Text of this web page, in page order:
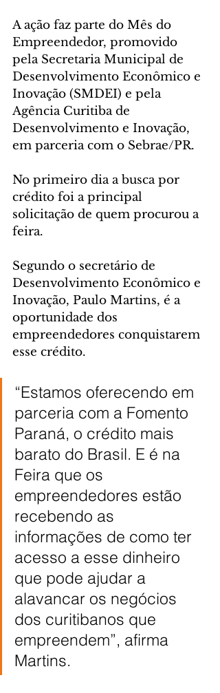
A ação faz parte do Mês do
Empreendedor, promovido
pela Secretaria Municipal de
Desenvolvimento Econômico e
Inovação (SMDEI) e pela
Agência Curitiba de
Desenvolvimento e Inovação,
em parceria com o Sebrae/PR.
No primeiro dia a busca por
crédito foi a principal
solicitação de quem procurou a
feira.
Segundo o secretário de
Desenvolvimento Econômico e
Inovação, Paulo Martins, é a
oportunidade dos
empreendedores conquistarem
esse crédito.
“Estamos oferecendo em
parceria com a Fomento
Paraná, o crédito mais
barato do Brasil. E é na
Feira que os
empreendedores estão
recebendo as
informações de como ter
acesso a esse dinheiro
que pode ajudar a
alavancar os negócios
dos curitibanos que
empreendem”, afirma
Martins.